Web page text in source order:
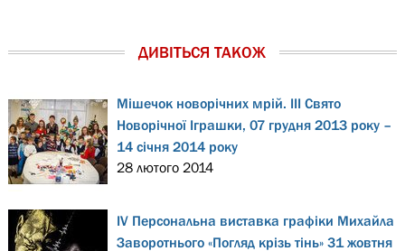
ДИВІТЬСЯ ТАКОЖ
Мішечок новорічних мрій. ІІІ Свято
Новорічної Іграшки, 07 грудня 2013 року –
14 січня 2014 року
28 лютого 2014
IV Персональна виставка графіки Михайла
Заворотнього «Погляд крізь тінь» 31 жовтня